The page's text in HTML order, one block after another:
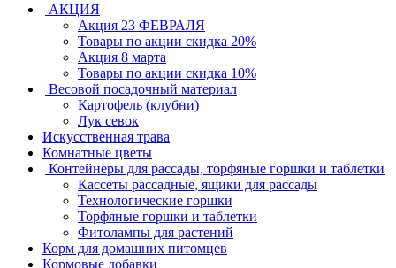
АКЦИЯ
Акция 23 ФЕВРАЛЯ
Товары по акции скидка 20%
Акция 8 марта
Товары по акции скидка 10%
Весовой посадочный материал
Картофель (клубни)
Лук севок
Искусственная трава
Комнатные цветы
Контейнеры для рассады, торфяные горшки и таблетки
Кассеты рассадные, ящики для рассады
Технологические горшки
Торфяные горшки и таблетки
Фитолампы для растений
Корм для домашних питомцев
Кормовые добавки